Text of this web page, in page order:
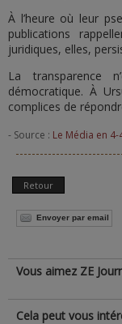
À l’heure où leur
publications
juridiques, elles,
La transparence
démocratique. À
complices de
- Source : Le Média en 4-
Retour
Envoyer par email
Vous aimez ZE
Cela peut vous